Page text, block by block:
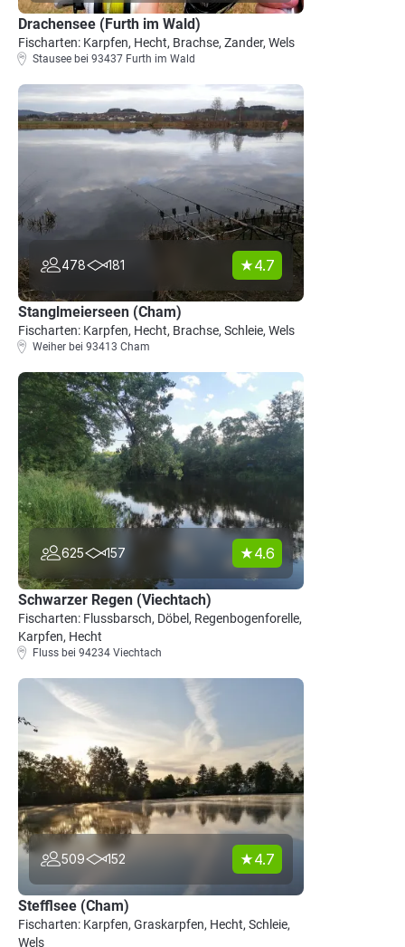
Drachensee (Furth im Wald)
Fischarten: Karpfen, Hecht, Brachse, Zander, Wels
Stausee bei 93437 Furth im Wald
478 181 4.7
Stanglmeierseen (Cham)
Fischarten: Karpfen, Hecht, Brachse, Schleie, Wels
Weiher bei 93413 Cham
625 157 4.6
Schwarzer Regen (Viechtach)
Fischarten: Flussbarsch, Döbel, Regenbogenforelle,
Karpfen, Hecht
Fluss bei 94234 Viechtach
509 152 4.7
Stefflsee (Cham)
Fischarten: Karpfen, Graskarpfen, Hecht, Schleie,
Wels